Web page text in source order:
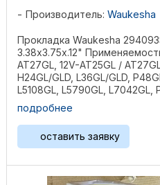
Производитель: Waukesha
Прокладка Waukesha
3.38x3.75x.12"
AT27GL, 12V-AT25GL /
H24GL/GLD, L36GL/GLD,
L5108GL, L5790GL, L7042GL,
подробнее
оставить заявку